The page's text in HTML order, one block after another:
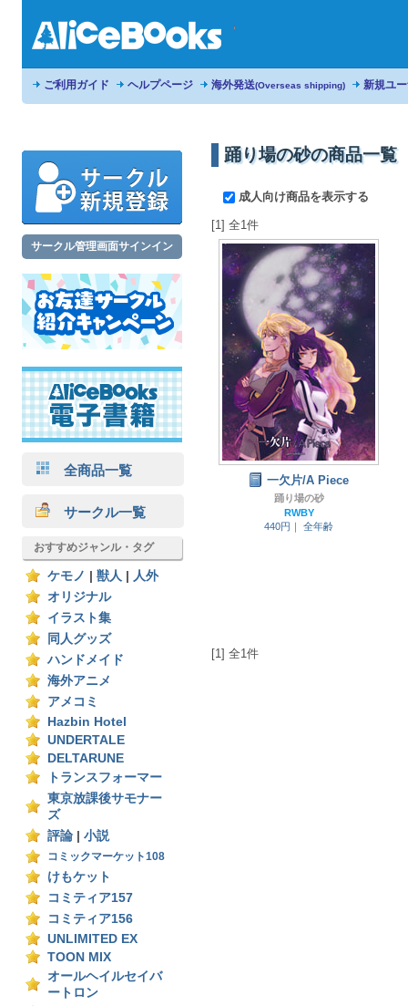
ご利用ガイド ヘルプページ 海外発送(Overseas shipping) 新規ユ
サークル管理画面サインイン
全商品一覧
サークル一覧
おすすめジャンル・タグ
ケモノ 獣人
人外
オリジナル
イラスト集
同人グッズ
ハンドメイド
海外アニメ
アメコミ
Hazbin Hotel
UNDERTALE
DELTARUNE
トランスフォーマー
東京放課後サモナー
ズ
評論
小説
コミックマーケット108
けもケット
コミティア157
コミティア156
UNLIMITED EX
TOON MIX
オールヘイルセイバ
ートロン
踊り場の砂の商品一覧
成人向け商品を表示する
[1] 全1件
一欠片/A Piece
踊り場の砂
RWBY
440円｜
全年齢
[1] 全1件